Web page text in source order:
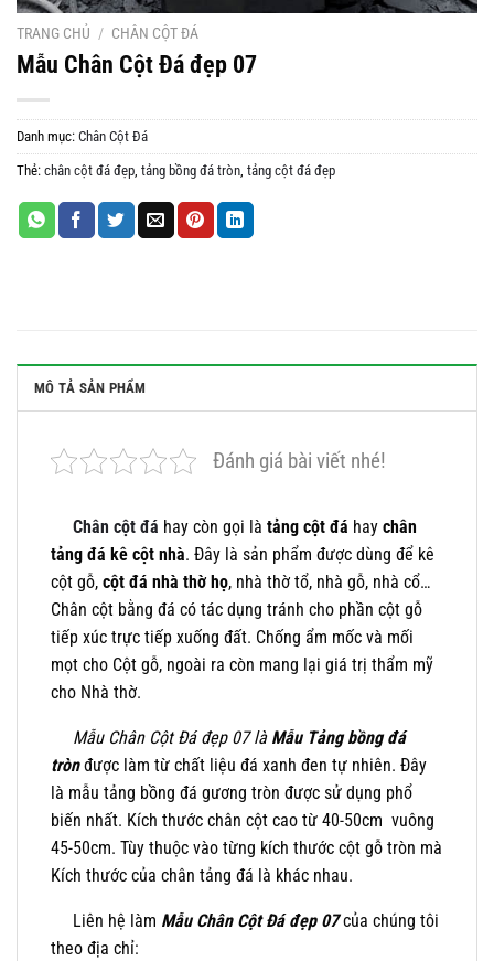
TRANG CHỦ / CHÂN CỘT ĐÁ
Mẫu Chân Cột Đá đẹp 07
Danh mục: Chân Cột Đá
Thẻ: chân cột đá đẹp, tảng bồng đá tròn, tảng cột đá đẹp
MÔ TẢ SẢN PHẨM
Đánh giá bài viết nhé!
Chân cột đá hay còn gọi là tảng cột đá hay chân
tảng đá kê cột nhà. Đây là sản phẩm được dùng để kê
cột gỗ, cột đá nhà thờ họ, nhà thờ tổ, nhà gỗ, nhà cổ…
Chân cột bằng đá có tác dụng tránh cho phần cột gỗ
tiếp xúc trực tiếp xuống đất. Chống ẩm mốc và mối
mọt cho Cột gỗ, ngoài ra còn mang lại giá trị thẩm mỹ
cho Nhà thờ.
Mẫu Chân Cột Đá đẹp 07 là Mẫu Tảng bồng đá
trònđược làm từ chất liệu đá xanh đen tự nhiên. Đây
là mẫu tảng bồng đá gương tròn được sử dụng phổ
biến nhất. Kích thước chân cột cao từ 40-50cm vuông
45-50cm. Tùy thuộc vào từng kích thước cột gỗ tròn mà
Kích thước của chân tảng đá là khác nhau.
Liên hệ làm Mẫu Chân Cột Đá đẹp 07của chúng tôi
theo địa chỉ: